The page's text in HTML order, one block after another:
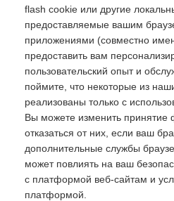
flash cookie или другие
предоставляемые вашим
приложениями (совместно
предоставить вам
пользовательский опыт и
поймите, что некоторые из
реализованы только с
Вы можете изменить принятие
отказаться от них, если ваш
дополнительные службы
может повлиять на ваш
с платформой веб-сайтам и
платформой.